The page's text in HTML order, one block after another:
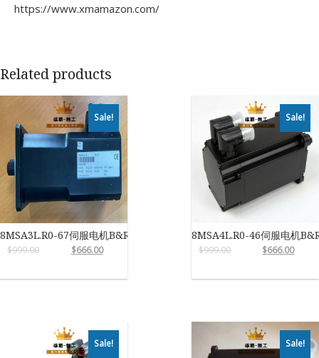
https://www.xmamazon.com/
Related products
Sale!
8MSA3L.R0-67伺服电机B&R
$999.00 $666.00
Sale!
8MSA4L.R0-46伺服电机
$999.00 $666.00
Sale! Sale!